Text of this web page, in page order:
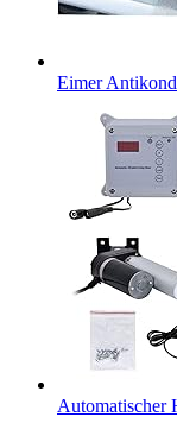
Eimer
Automatischer